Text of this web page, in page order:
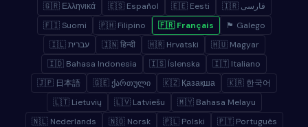
🇬🇷 Ελληνικά
🇪🇸 Español 🇪🇪 Eesti
🇮🇷 فارسی
🇫🇮 Suomi
🇵🇭 Filipino 🇫🇷 Français
🏴 Galego
🇮🇱 עברית
🇮🇳 हिन्दी 🇭🇷 Hrvatski
🇭🇺 Magyar
🇮🇩 Bahasa Indonesia
🇮🇸 Íslenska
🇮🇹 Italiano
🇯🇵 日本語
🇬🇪 ქართული 🇰🇿 Қазақша
🇰🇷 한국어
🇱🇹 Lietuvių
🇱🇻 Latviešu
🇲🇾 Bahasa Melayu
🇳🇱 Nederlands
🇳🇴 Norsk 🇵🇱 Polski 🇵🇹 Português